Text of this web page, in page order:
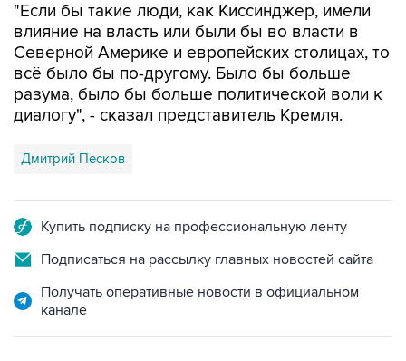
"Если бы такие люди, как Киссинджер, имели
влияние на власть или были бы во власти в
Северной Америке и европейских столицах, то
всё было бы по-другому. Было бы больше
разума, было бы больше политической воли к
диалогу", - сказал представитель Кремля.
Дмитрий Песков
Купить подписку на профессиональную ленту
Подписаться на рассылку главных новостей сайта
Получать оперативные новости в официальном
канале